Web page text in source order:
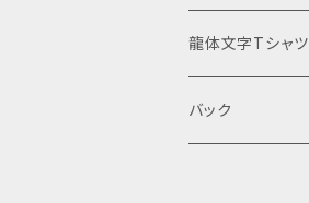
龍体文字Tシャツ
バック